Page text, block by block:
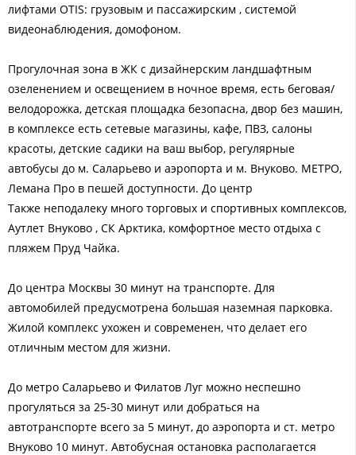
лифтами OTIS: грузовым и пассажирским , системой
видеонаблюдения, домофоном.
Прогулочная зона в ЖК с дизайнерским ландшафтным
озеленением и освещением в ночное время, есть беговая/
велодорожка, детская площадка безопасна, двор без машин,
в комплексе есть сетевые магазины, кафе, ПВЗ, салоны
красоты, детские садики на ваш выбор, регулярные
автобусы до м. Саларьево и аэропорта и м. Внуково. МЕТРО,
Лемана Про в пешей доступности. До центр
Также неподалеку много торговых и спортивных комплексов,
Аутлет Внуково , СК Арктика, комфортное место отдыха с
пляжем Пруд Чайка.
До центра Москвы 30 минут на транспорте. Для
автомобилей предусмотрена большая наземная парковка.
Жилой комплекс ухожен и современен, что делает его
отличным местом для жизни.
До метро Саларьево и Филатов Луг можно неспешно
прогуляться за 25-30 минут или добраться на
автотранспорте всего за 5 минут, до аэропорта и ст. метро
Внуково 10 минут. Автобусная остановка располагается